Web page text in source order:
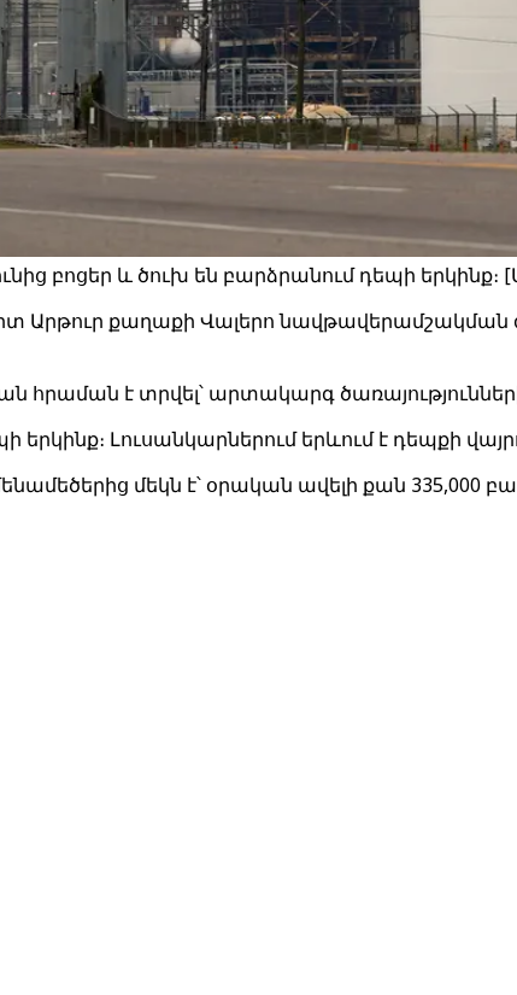
բոցեր և ծուխ են բարձրանում դեպի երկինք։
քաղաքի Վալերո նավթավերամշակման
հրաման է տրվել՝ արտակարգ
Լուսանկարներում երևում է դեպքի
մեկն է՝ օրական ավելի քան 335,000